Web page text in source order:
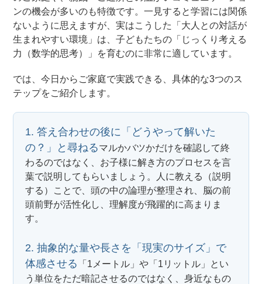
ンの機会が多いのも特徴です。一見すると学習には関係
ないように思えますが、実はこうした「大人との対話が
生まれやすい環境」は、子どもたちの「じっくり考える
力（数学的思考）」を育むのに非常に適しています。
では、今日からご家庭で実践できる、具体的な3つのス
テップをご紹介します。
1. 答え合わせの後に「どうやって解いた
の？」と尋ねるマルかバツかだけを確認して終
わるのではなく、お子様に解き方のプロセスを言
葉で説明してもらいましょう。人に教える（説明
する）ことで、頭の中の論理が整理され、脳の前
頭前野が活性化し、理解度が飛躍的に高まりま
す。
2. 抽象的な量や長さを「現実のサイズ」で
体感させる
「1メートル」や「1リットル」とい
う単位をただ暗記させるのではなく、身近なもの